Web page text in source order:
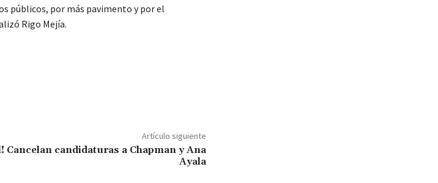
públicos, por más pavimento y por el
Rigo Mejía.
Artículo siguiente
Cancelan candidaturas a Chapman y Ana
Ayala